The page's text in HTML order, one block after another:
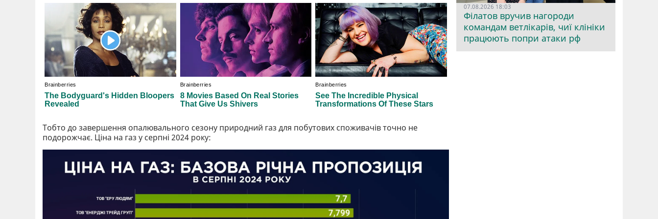
Тобто до завершення опалювального сезону природний газ для побутових споживачів точно не
подорожчає. Ціна на газ у серпні 2024 року:
07.08.2026 18:03
Філатов вручив нагороди
командам ветлікарів, чиї клініки
працюють попри атаки рф